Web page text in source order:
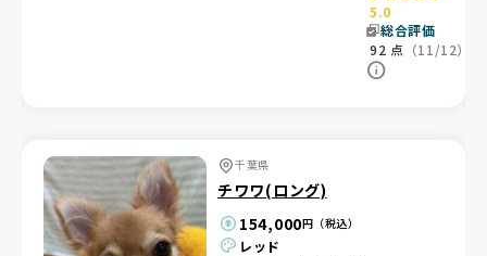
5.0
総合評価
92 点 （11/12）
千葉県
チワワ(ロング)
154,000円（税込）
レッド